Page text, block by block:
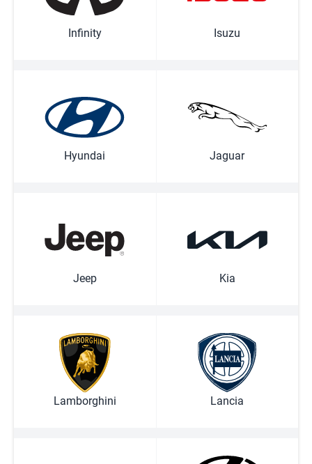
Infinity Isuzu
Hyundai Jaguar
Jeep Kia
Lamborghini Lancia